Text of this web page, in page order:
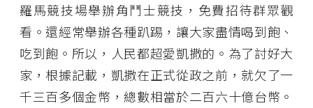
羅馬競技場舉辦角鬥士競技，免費招待群眾觀
看。還經常舉辦各種趴踢，讓大家盡情喝到飽、
吃到飽。所以，人民都超愛凱撒的。為了討好大
家，根據記載，凱撒在正式從政之前，就欠了一
千三百多個金幣，總數相當於二百六十億台幣。